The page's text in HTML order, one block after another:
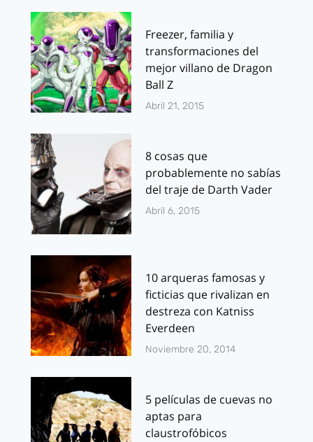
Freezer, familia y
transformaciones del
mejor villano de Dragon
Ball Z
Abril 21, 2015
8 cosas que
probablemente no sabías
del traje de Darth Vader
Abril 6, 2015
10 arqueras famosas y
ficticias que rivalizan en
destreza con Katniss
Everdeen
Noviembre 20, 2014
5 películas de cuevas no
aptas para
claustrofóbicos